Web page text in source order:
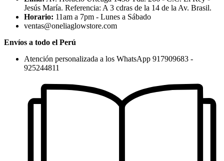
Jesús María. Referencia: A 3 cdras de la 14 de la Av. Brasil.
Horario: 11am a 7pm - Lunes a Sábado
ventas@oneliaglowstore.com
Envíos a todo el Perú
Atención personalizada a los WhatsApp 917909683 -
925244811